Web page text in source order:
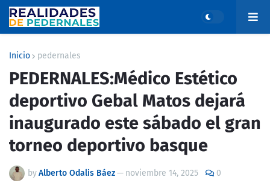
Inicio pedernales
PEDERNALES:Médico Estético
deportivo Gebal Matos dejará
inaugurado este sábado el gran
torneo deportivo basque
byAlberto Odalis Báez— noviembre 14, 2025 0